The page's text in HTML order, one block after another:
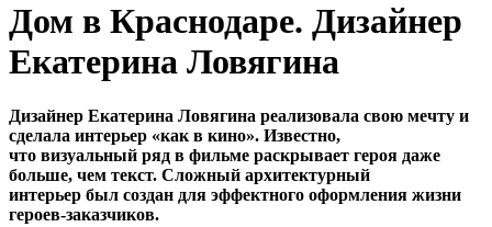
Дом в Краснодаре. Дизайнер
Екатерина Ловягина
Дизайнер Екатерина Ловягина реализовала свою мечту и
сделала интерьер «как в кино». Известно,
что визуальный ряд в фильме раскрывает героя даже
больше, чем текст. Сложный архитектурный
интерьер был создан для эффектного оформления жизни
героев-заказчиков.